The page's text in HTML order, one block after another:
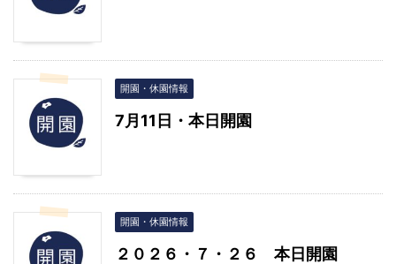
開園・休園情報
7月11日・本日開園
開園・休園情報
２０２６・７・２６ 本日開園